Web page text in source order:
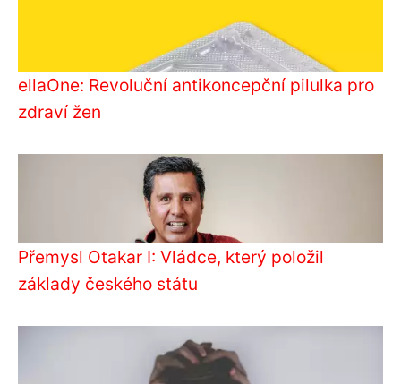
ellaOne: Revoluční antikoncepční pilulka pro
zdraví žen
Přemysl Otakar I: Vládce, který položil
základy českého státu